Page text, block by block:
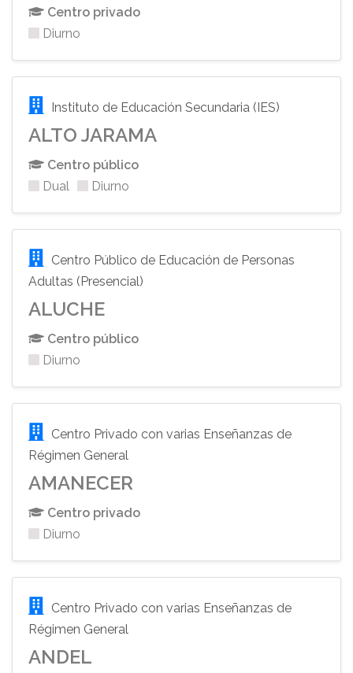
Centro privado
Diurno
Instituto de Educación Secundaria (IES)
ALTO JARAMA
Centro público
Dual
Diurno
Centro Público de Educación de Personas
Adultas (Presencial)
ALUCHE
Centro público
Diurno
Centro Privado con varias Enseñanzas de
Régimen General
AMANECER
Centro privado
Diurno
Centro Privado con varias Enseñanzas de
Régimen General
ANDEL